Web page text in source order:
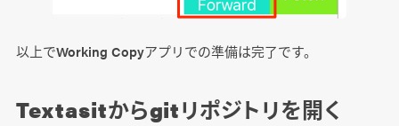
以上でWorking Copyアプリでの準備は完了です。
Textasitからgitリポジトリを開く